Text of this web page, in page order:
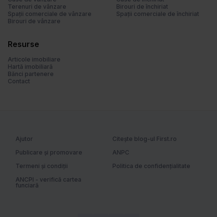
Terenuri de vânzare
Spații comerciale de vânzare
Birouri de vânzare
Birouri de închiriat
Spații comerciale de închiriat
Resurse
Articole imobiliare
Hartă imobiliară
Bănci partenere
Contact
Ajutor
Citește blog-ul First.ro
Publicare și promovare
ANPC
Termeni și condiții
Politica de confidențialitate
ANCPI - verifică cartea
funciară